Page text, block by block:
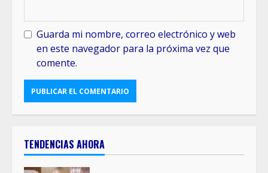
Guarda mi nombre, correo electrónico y web
en este navegador para la próxima vez que
comente.
TENDENCIAS AHORA